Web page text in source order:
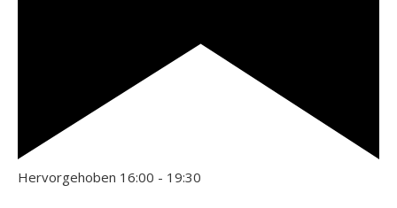
Hervorgehoben 16:00 - 19:30